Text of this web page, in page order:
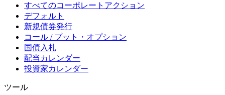
すべてのコーポレートアクション
デフォルト
新規債券発行
コール / プット・オプション
国債入札
配当カレンダー
投資家カレンダー
ツール